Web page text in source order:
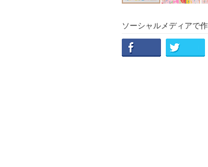
ソーシャルメディアで